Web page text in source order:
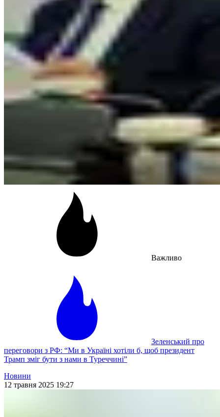
Важливо
Зеленський про
переговори з РФ: “Ми в Україні хотіли б, щоб президент
Трамп зміг бути з нами в Туреччині”
Новини
12 травня 2025 19:27